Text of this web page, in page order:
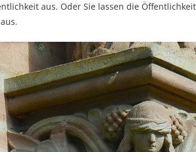
aus. Oder Sie lassen die